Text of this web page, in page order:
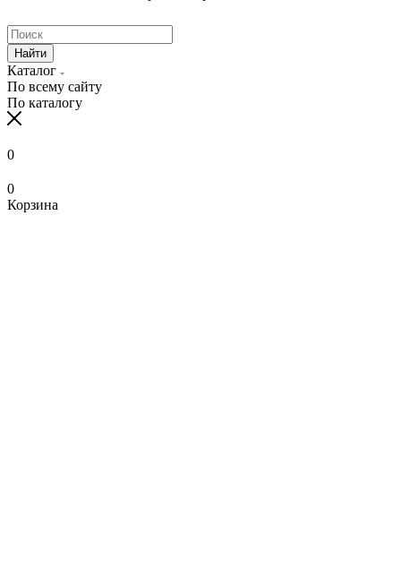
Найти
Каталог
По всему сайту
По каталогу
0
0
Корзина